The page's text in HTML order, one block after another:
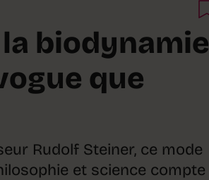
biodynamie
que
Rudolf Steiner, ce mode
et science compte